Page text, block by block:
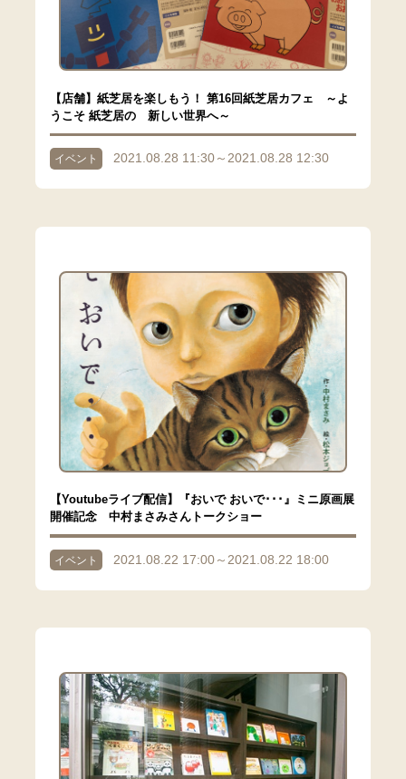
【店舗】紙芝居を楽しもう！ 第16回紙芝居カフェ ～よ
うこそ 紙芝居の 新しい世界へ～
イベント 2021.08.28 11:30～2021.08.28 12:30
【Youtubeライブ配信】『おいで おいで･･･』ミニ原画展
開催記念 中村まさみさんトークショー
イベント 2021.08.22 17:00～2021.08.22 18:00